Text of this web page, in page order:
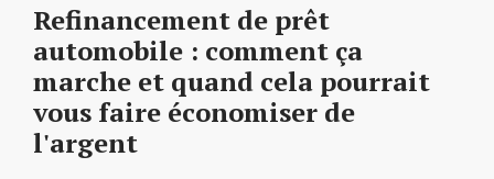
Refinancement de prêt
automobile : comment ça
marche et quand cela pourrait
vous faire économiser de
l'argent